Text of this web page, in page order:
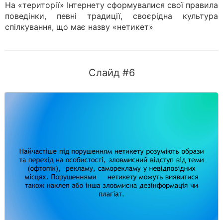
На «території» Інтернету сформувалися свої правила
поведінки, певні традиції, своєрідна культура
спілкування, що має назву «нетикет»
Слайд #6